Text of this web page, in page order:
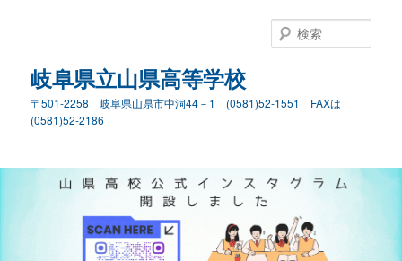
岐阜県立山県高等学校
〒501-2258 岐阜県山県市中洞44－1 (0581)52-1551 FAXは
(0581)52-2186
索